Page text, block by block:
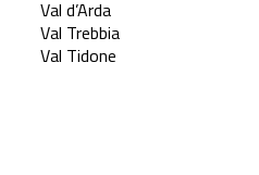
Val d’Arda
Val Trebbia
Val Tidone